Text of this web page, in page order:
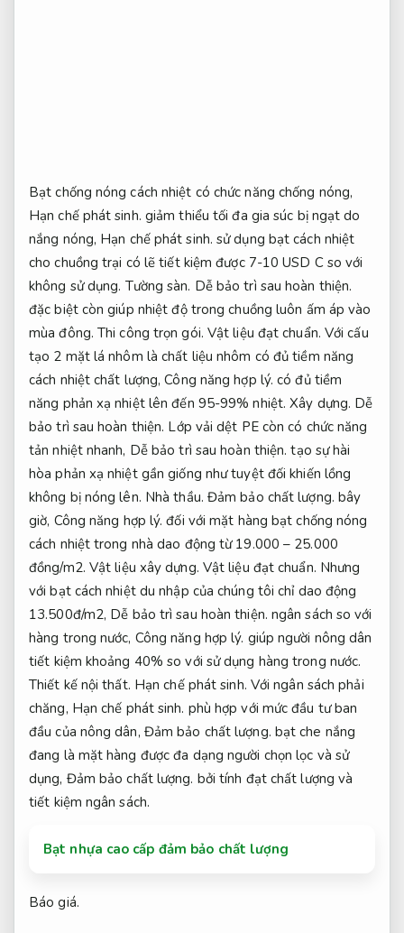
Bạt chống nóng cách nhiệt có chức năng chống nóng,
Hạn chế phát sinh. giảm thiểu tối đa gia súc bị ngạt do
nắng nóng, Hạn chế phát sinh. sử dụng bạt cách nhiệt
cho chuồng trại có lẽ tiết kiệm được 7-10 USD C so với
không sử dụng. Tường sàn. Dễ bảo trì sau hoàn thiện.
đặc biệt còn giúp nhiệt độ trong chuồng luôn ấm áp vào
mùa đông. Thi công trọn gói. Vật liệu đạt chuẩn. Với cấu
tạo 2 mặt lá nhôm là chất liệu nhôm có đủ tiềm năng
cách nhiệt chất lượng,Công năng hợp lý. có đủ tiềm
năng phản xạ nhiệt lên đến 95-99% nhiệt.Xây dựng. Dễ
bảo trì sau hoàn thiện. Lớp vải dệt PE còn có chức năng
tản nhiệt nhanh, Dễ bảo trì sau hoàn thiện. tạo sự hài
hòa phản xạ nhiệt gần giống như tuyệt đối khiến lồng
không bị nóng lên. Nhà thầu. Đảm bảo chất lượng. bây
giờ, Công năng hợp lý. đối với mặt hàng bạt chống nóng
cách nhiệt trong nhà dao động từ 19.000 – 25.000
đồng/m2. Vật liệu xây dựng. Vật liệu đạt chuẩn. Nhưng
với bạt cách nhiệt du nhập của chúng tôi chỉ dao động
13.500đ/m2, Dễ bảo trì sau hoàn thiện. ngân sách so với
hàng trong nước, Công năng hợp lý. giúp người nông dân
tiết kiệm khoảng 40% so với sử dụng hàng trong nước.
Thiết kế nội thất. Hạn chế phát sinh. Với ngân sách phải
chăng, Hạn chế phát sinh. phù hợp với mức đầu tư ban
đầu của nông dân, Đảm bảo chất lượng. bạt che nắng
đang là mặt hàng được đa dạng người chọn lọc và sử
dụng, Đảm bảo chất lượng. bởi tính đạt chất lượng và
tiết kiệm ngân sách.
Bạt nhựa cao cấp đảm bảo chất lượng
Báo giá.